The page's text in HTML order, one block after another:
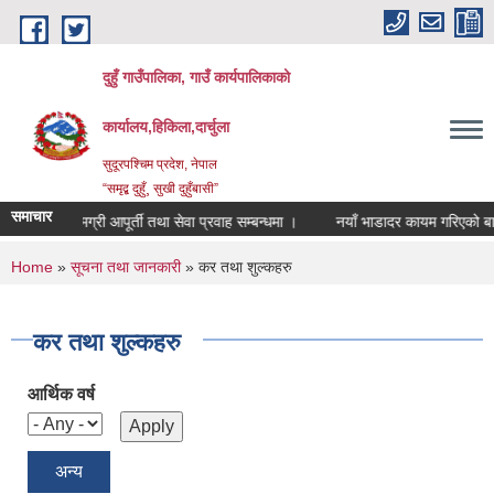
Skip to main content
दुहुँ गाउँपालिका, गाउँ कार्यपालिकाको
कार्यालय,हिकिला,दार्चुला
सुदूरपश्चिम प्रदेश, नेपाल
“समृद्ब दुहुँ¸ सुखी दुहुँबासी”
समाचारसामग्री आपूर्ती तथा सेवा प्रवाह सम्बन्धमा । नयाँ भाडादर कायम गरिएको बारे ।
You are here
Home » सूचना तथा जानकारी» कर तथा शुल्कहरु
कर तथा शुल्कहरु
आर्थिक वर्ष
अन्य